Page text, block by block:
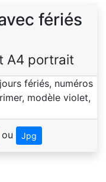
fériés
A4 portrait
ou Jpg